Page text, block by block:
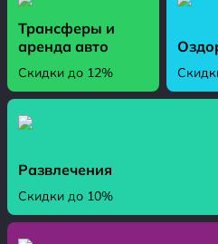
Трансферы и
аренда авто
Скидки до 12%
Развлечения
Скидки до 10%